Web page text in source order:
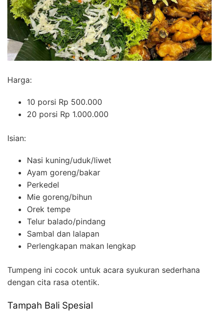
Harga:
10 porsi Rp 500.000
20 porsi Rp 1.000.000
Isian:
Nasi kuning/uduk/liwet
Ayam goreng/bakar
Perkedel
Mie goreng/bihun
Orek tempe
Telur balado/pindang
Sambal dan lalapan
Perlengkapan makan lengkap
Tumpeng ini cocok untuk acara syukuran sederhana
dengan cita rasa otentik.
Tampah Bali Spesial